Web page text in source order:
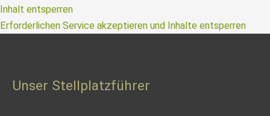
Inhalt entsperren
Erforderlichen Service akzeptieren und Inhalte entsperren
Unser Stellplatzführer